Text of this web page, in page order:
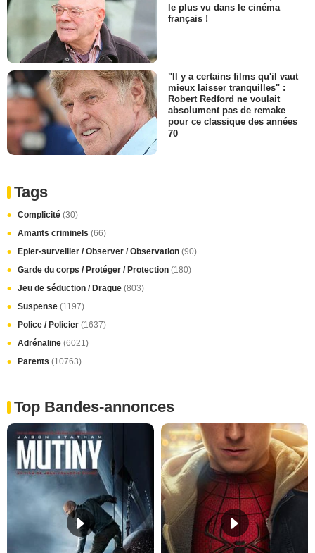
le plus vu dans le cinéma
français !
"Il y a certains films qu'il vaut
mieux laisser tranquilles" :
Robert Redford ne voulait
absolument pas de remake
pour ce classique des années
70
Tags
Complicité (30)
Amants criminels (66)
Epier-surveiller / Observer / Observation (90)
Garde du corps / Protéger / Protection (180)
Jeu de séduction / Drague (803)
Suspense (1197)
Police / Policier (1637)
Adrénaline (6021)
Parents (10763)
Top Bandes-annonces